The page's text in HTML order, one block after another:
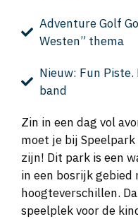
Adventure Golf
Westen” thema
Nieuw: Fun
band
Zin in een dag vol
moet je bij
zijn! Dit park is een
in een bosrijk
hoogteverschillen.
speelplek voor de